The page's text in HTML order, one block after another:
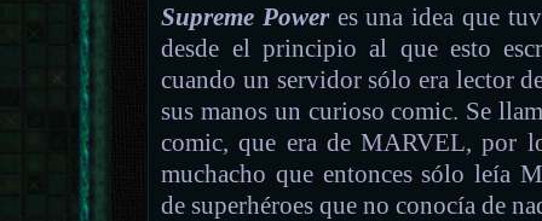
Supreme Poweres una idea que
desde el principio al que esto
cuando un servidor sólo era lector
sus manos un curioso comic. Se
comic, que era de MARVEL, por
muchacho que entonces sólo leía
de superhéroes que no conocía de